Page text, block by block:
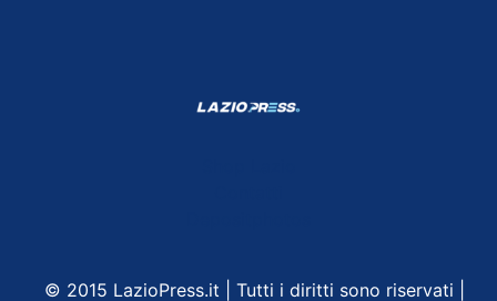
© 2015 LazioPress.it | Tutti i diritti sono riservati |